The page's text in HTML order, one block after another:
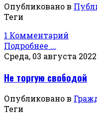
Опубликовано в
Теги
1 Комментарий
Подробнее ...
Среда, 03 августа 2022
Не торгую свободой
Опубликовано в
Теги